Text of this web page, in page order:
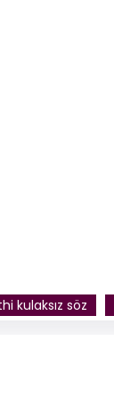
kulaksız söz